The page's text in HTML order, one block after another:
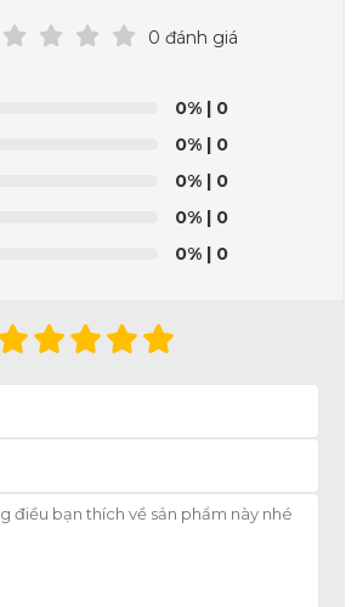
0 đánh giá
0% | 0
0% | 0
0% | 0
0% | 0
0% | 0